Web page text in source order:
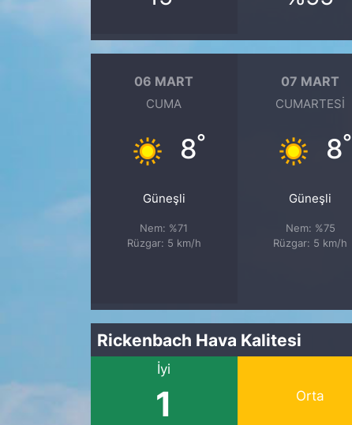
06 MART
CUMA
8°
Güneşli
Nem: %71
Rüzgar: 5 km/h
07 MART
CUMARTESI
8°
Güneşli
Nem: %75
Rüzgar: 5 km/h
Rickenbach Hava Kalitesi
İyi
1 Orta